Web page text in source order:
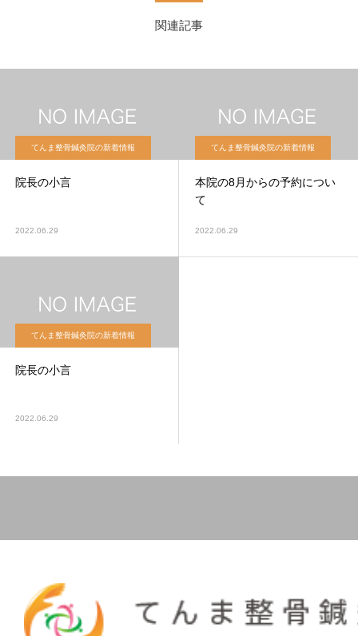
関連記事
てんま整骨鍼灸院の新着情報
院長の小言
2022.06.29
てんま整骨鍼灸院の新着情報
本院の8月からの予約につい
て
2022.06.29
てんま整骨鍼灸院の新着情報
院長の小言
2022.06.29